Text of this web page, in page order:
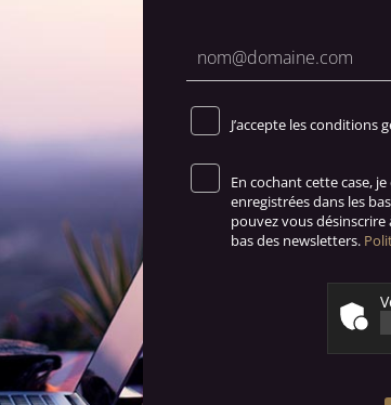
J’accepte les conditions
En cochant cette case,
enregistrées dans les
pouvez vous
bas des newsletters.